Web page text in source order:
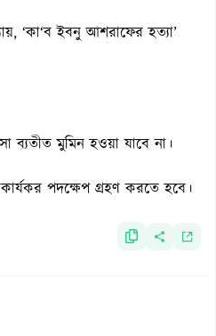
‘কা‘ব ইবনু আশরাফের হত্যা’
ব্যতীত মুমিন হওয়া যাবে না।
পদক্ষেপ গ্রহণ করতে হবে।